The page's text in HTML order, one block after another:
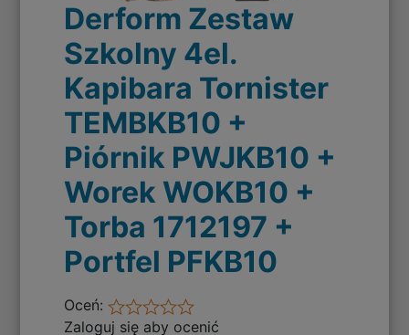
Derform Zestaw
Szkolny 4el.
Kapibara Tornister
TEMBKB10 +
Piórnik PWJKB10 +
Worek WOKB10 +
Torba 1712197 +
Portfel PFKB10
Oceń:
Zaloguj się aby ocenić